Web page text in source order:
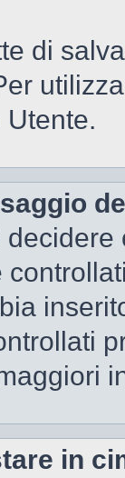
di
in